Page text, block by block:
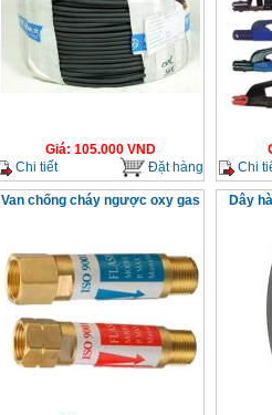
Giá: 105.000VND
Chi tiết
Đặt hàng
Chi
Van chống cháy ngược oxy gas Dây